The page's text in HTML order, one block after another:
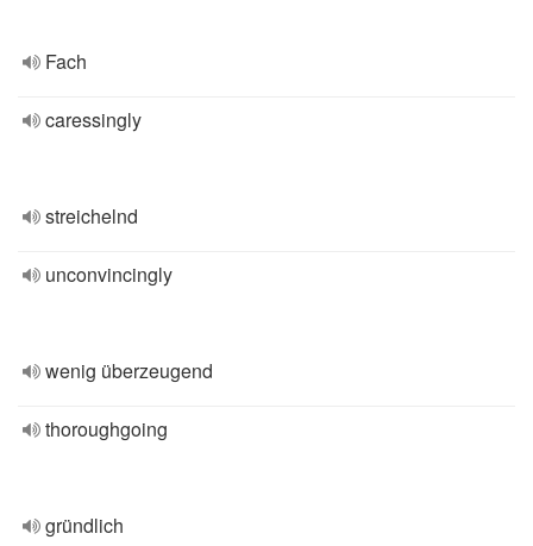
Fach
caressingly
streichelnd
unconvincingly
wenig überzeugend
thoroughgoing
gründlich